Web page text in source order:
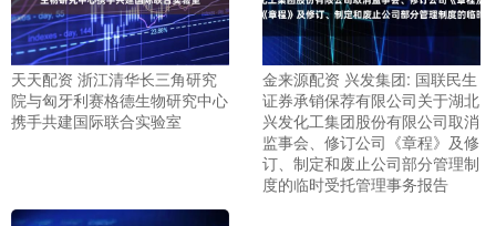
天天配资 浙江清华长三角研究
院与匈牙利赛格德生物研究中心
携手共建国际联合实验室
金来源配资 兴发集团: 国联民生
证券承销保荐有限公司关于湖北
兴发化工集团股份有限公司取消
监事会、修订公司《章程》及修
订、制定和废止公司部分管理制
度的临时受托管理事务报告